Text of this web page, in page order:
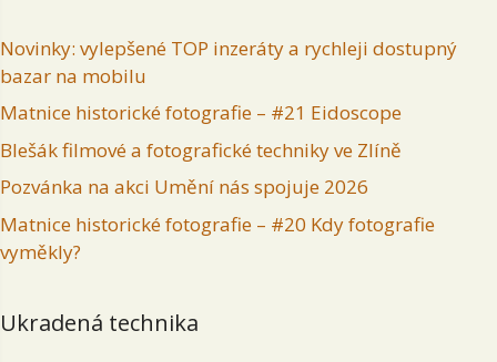
Novinky: vylepšené TOP inzeráty a rychleji dostupný
bazar na mobilu
Matnice historické fotografie – #21 Eidoscope
Blešák filmové a fotografické techniky ve Zlíně
Pozvánka na akci Umění nás spojuje 2026
Matnice historické fotografie – #20 Kdy fotografie
vyměkly?
Ukradená technika